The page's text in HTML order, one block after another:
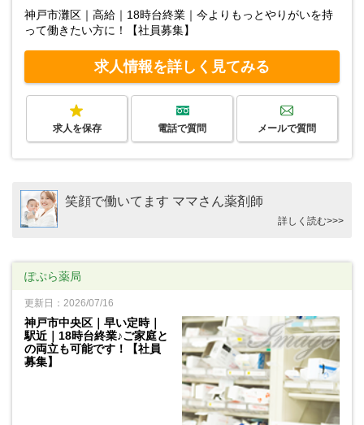
神戸市灘区｜高給｜18時台終業｜今よりもっとやりがいを持
って働きたい方に！【社員募集】
求人情報を詳しく見てみる
求人を保存 電話で質問 メールで質問
笑顔で働いてます ママさん薬剤師
詳しく読む>>>
ぽぷら薬局
更新日：2026/07/16
神戸市中央区｜早い定時｜
駅近｜18時台終業♪ご家庭と
の両立も可能です！【社員
募集】